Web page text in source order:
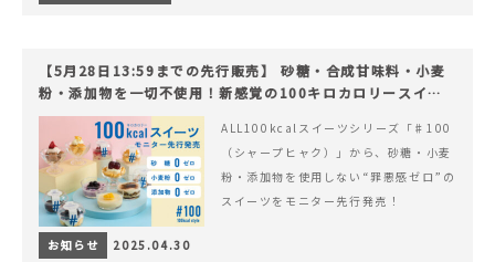
【5月28日13:59までの先行販売】 砂糖・合成甘味料・小麦
粉・添加物を一切不使用！新感覚の100キロカロリースイー
ツでヘルシーライフを。
ALL100kcalスイーツシリーズ「♯100
（シャープヒャク）」から、砂糖・小麦
粉・添加物を使用しない“罪悪感ゼロ”の
スイーツをモニター先行発売！
お知らせ 2025.04.30